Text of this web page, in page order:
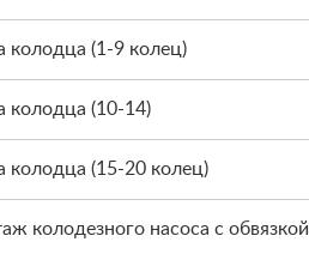
колодца (1-9 колец)
колодца (10-14)
колодца (15-20 колец)
колодезного насоса с обвязкой